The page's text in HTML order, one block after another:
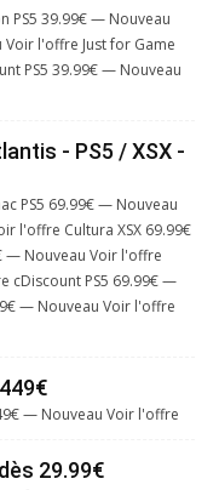
PS5 39.99€ — Nouveau
l'offre Just for Game
PS5 39.99€ — Nouveau
- PS5 / XSX -
PS5 69.99€ — Nouveau
l'offre Cultura XSX 69.99€
— Nouveau Voir l'offre
cDiscount PS5 69.99€ —
— Nouveau Voir l'offre
— Nouveau Voir l'offre
29.99€